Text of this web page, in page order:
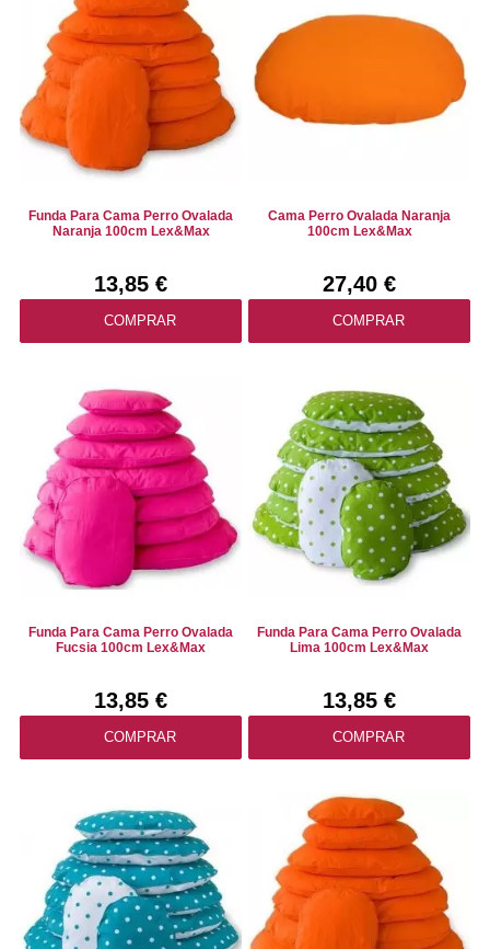
Funda Para Cama Perro Ovalada
Naranja 100cm Lex&Max
13,85 €
COMPRAR
Cama Perro Ovalada Naranja
100cm Lex&Max
27,40 €
COMPRAR
Funda Para Cama Perro Ovalada
Fucsia 100cm Lex&Max
13,85 €
COMPRAR
Funda Para Cama Perro Ovalada
Lima 100cm Lex&Max
13,85 €
COMPRAR